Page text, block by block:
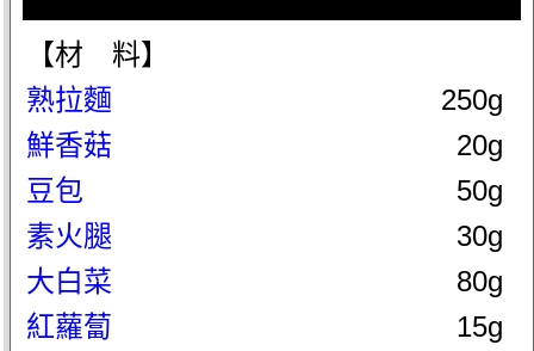
【材 料】
熟拉麵
250g
鮮香菇
20g
豆包
50g
素火腿
30g
大白菜
80g
紅蘿蔔
15g